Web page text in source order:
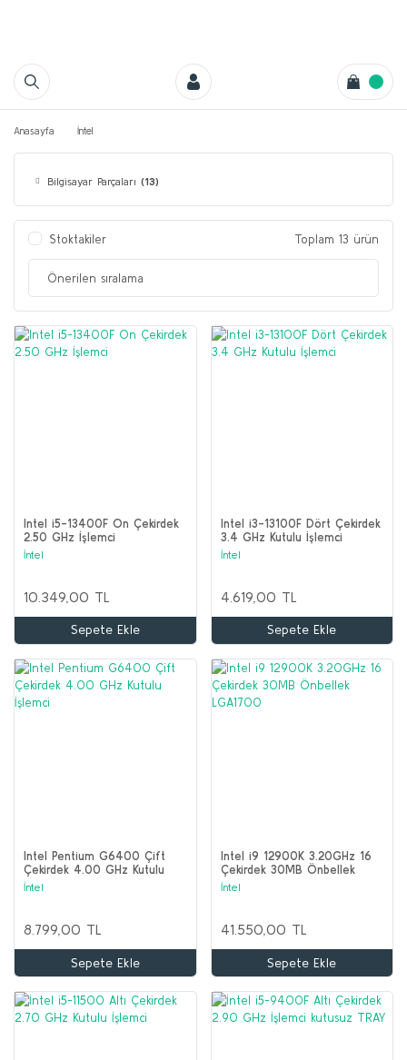
Anasayfa İntel
Bilgisayar Parçaları (13)
Stoktakiler Toplam 13 ürün
Intel i5-13400F On Çekirdek
2.50 GHz İşlemci
İntel
10.349,00 TL
Sepete Ekle
Intel i3-13100F Dört Çekirdek
3.4 GHz Kutulu İşlemci
İntel
4.619,00 TL
Sepete Ekle
Intel Pentium G6400 Çift
Çekirdek 4.00 GHz Kutulu
İşlemci
İntel
8.799,00 TL
Sepete Ekle
Intel i9 12900K 3.20GHz 16
Çekirdek 30MB Önbellek
LGA1700
İntel
41.550,00 TL
Sepete Ekle